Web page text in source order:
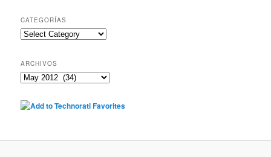
CATEGORÍAS
Categorías
ARCHIVOS
Archivos